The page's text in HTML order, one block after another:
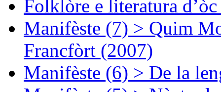
Folklòre e literatura
Manifèste (7) > Quim
Francfòrt (2007)
Manifèste (6) > De la